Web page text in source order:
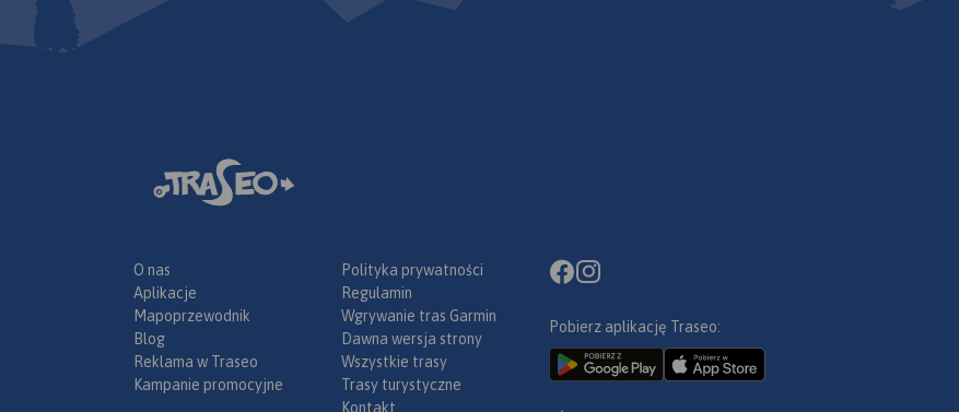
O nas
Aplikacje
Mapoprzewodnik
Blog
Reklama w Traseo
Kampanie promocyjne
Polityka prywatności
Regulamin
Wgrywanie tras Garmin
Dawna wersja strony
Wszystkie trasy
Trasy turystyczne
Kontakt
Pobierz aplikację Traseo: